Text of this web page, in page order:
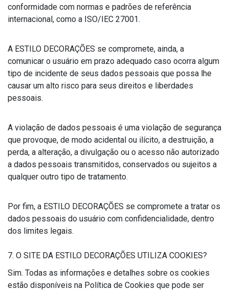
conformidade com normas e padrões de referência
internacional, como a ISO/IEC 27001.
A ESTILO DECORAÇÕES se compromete, ainda, a
comunicar o usuário em prazo adequado caso ocorra algum
tipo de incidente de seus dados pessoais que possa lhe
causar um alto risco para seus direitos e liberdades
pessoais.
A violação de dados pessoais é uma violação de segurança
que provoque, de modo acidental ou ilícito, a destruição, a
perda, a alteração, a divulgação ou o acesso não autorizado
a dados pessoais transmitidos, conservados ou sujeitos a
qualquer outro tipo de tratamento.
Por fim, a ESTILO DECORAÇÕES se compromete a tratar os
dados pessoais do usuário com confidencialidade, dentro
dos limites legais.
7. O SITE DA ESTILO DECORAÇÕES UTILIZA COOKIES?
Sim. Todas as informações e detalhes sobre os cookies
estão disponíveis na Política de Cookies que pode ser